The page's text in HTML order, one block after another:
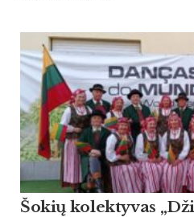
Šo­kių ko­lek­ty­vas